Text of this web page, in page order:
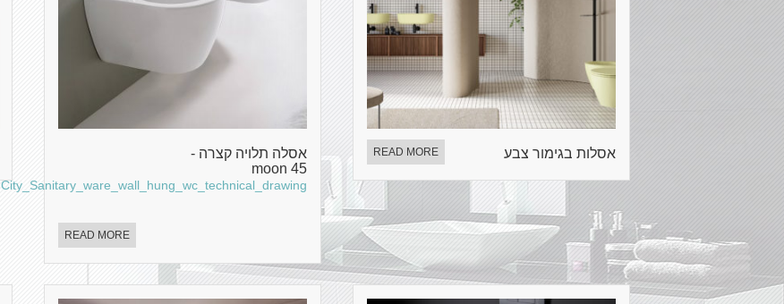
אסלה תלויה קצרה -
moon 45
City_Sanitary_ware_wall_hung_wc_technical_drawing
READ MORE
אסלות בגימור צבע READ MORE